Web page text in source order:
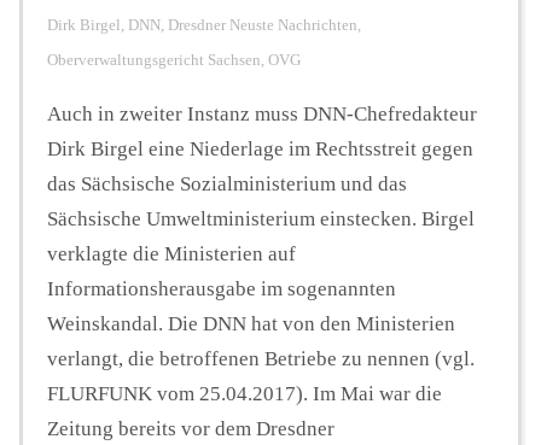
Dirk Birgel, DNN, Dresdner Neuste Nachrichten,
Oberverwaltungsgericht Sachsen, OVG
Auch in zweiter Instanz muss DNN-Chefredakteur
Dirk Birgel eine Niederlage im Rechtsstreit gegen
das Sächsische Sozialministerium und das
Sächsische Umweltministerium einstecken. Birgel
verklagte die Ministerien auf
Informationsherausgabe im sogenannten
Weinskandal. Die DNN hat von den Ministerien
verlangt, die betroffenen Betriebe zu nennen (vgl.
FLURFUNK vom 25.04.2017). Im Mai war die
Zeitung bereits vor dem Dresdner